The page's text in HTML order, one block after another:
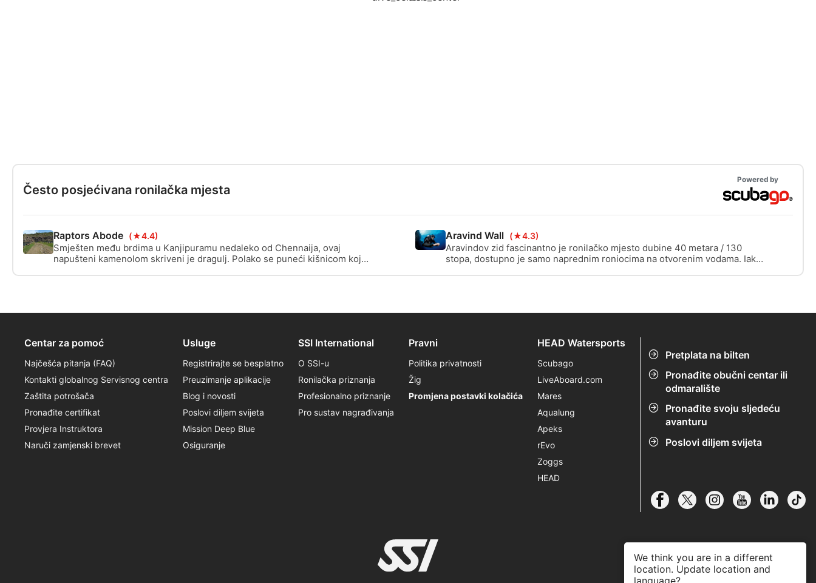
Često posjećivana ronilačka mjesta
Powered by
Raptors Abode (★4.4)
Smješten među brdima u Kanjipuramu nedaleko od Chennaija, ovaj
napušteni kamenolom skriveni je dragulj. Polako se puneći kišnicom koja
Aravind Wall (★4.3)
Aravindov zid fascinantno je ronilačko mjesto dubine 40 metara / 130
stopa, dostupno je samo naprednim roniocima na otvorenim vodama. Iako
Pretplata na bilten
Pronađite obučni centar ili
odmaralište
Pronađite svoju sljedeću
avanturu
Poslovi diljem svijeta
Centar za pomoć
Najčešća pitanja (FAQ)
Kontakti globalnog Servisnog centra
Zaštita potrošača
Pronađite certifikat
Provjera Instruktora
Naruči zamjenski brevet
Usluge
Registrirajte se besplatno
Preuzimanje aplikacije
Blog i novosti
Poslovi diljem svijeta
Mission Deep Blue
Osiguranje
SSI International
O SSI-u
Ronilačka priznanja
Profesionalno priznanje
Pro sustav nagrađivanja
Pravni
Politika privatnosti
Žig
Promjena postavki kolačića
HEAD Watersports
Scubago
LiveAboard.com
Mares
Aqualung
Apeks
rEvo
Zoggs
HEAD
We think you are in a different
location. Update location and
language?